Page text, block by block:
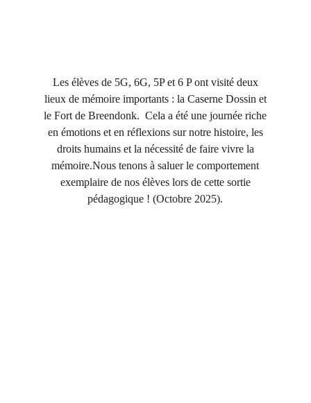
Les élèves de 5G, 6G, 5P et 6 P ont visité deux
lieux de mémoire importants : la Caserne Dossin et
le Fort de Breendonk. Cela a été une journée riche
en émotions et en réflexions sur notre histoire, les
droits humains et la nécessité de faire vivre la
mémoire.Nous tenons à saluer le comportement
exemplaire de nos élèves lors de cette sortie
pédagogique ! (Octobre 2025).